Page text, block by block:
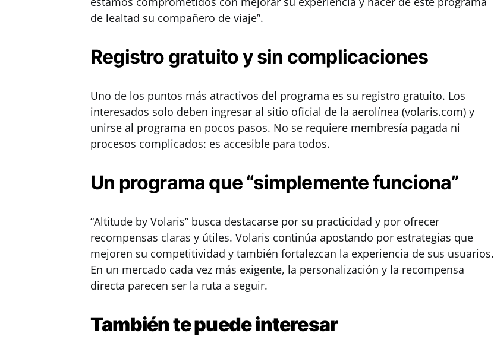
de lealtad su compañero de viaje”.
Registro gratuito y sin complicaciones
Uno de los puntos más atractivos del programa es su registro gratuito. Los
interesados solo deben ingresar al sitio oficial de la aerolínea (volaris.com) y
unirse al programa en pocos pasos. No se requiere membresía pagada ni
procesos complicados: es accesible para todos.
Un programa que “simplemente funciona”
“Altitude by Volaris” busca destacarse por su practicidad y por ofrecer
recompensas claras y útiles. Volaris continúa apostando por estrategias que
mejoren su competitividad y también fortalezcan la experiencia de sus usuarios.
En un mercado cada vez más exigente, la personalización y la recompensa
directa parecen ser la ruta a seguir.
También te puedeinteresar